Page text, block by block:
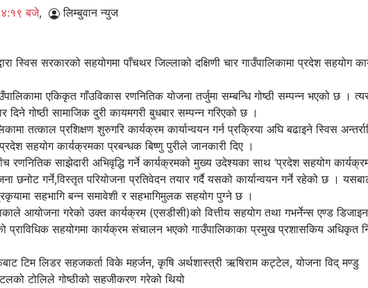
बजे, लिम्बुवान न्युज
स्विस सरकारको सहयोगमा पाँचथर जिल्लाको दक्षिणी चार गाउँपालिकामा प्रदेश सहयोग
एकिकृत गाँउविकास रणनितिक योजना तर्जुमा सम्बन्धि गोष्ठी सम्पन्न भएको छ ।
दिने गोष्ठी सामाजिक दुरी कायमगरी बुधबार सम्पन्न गरिएको छ ।
तत्काल प्रशिक्षण शुरुगरि कार्यक्रम कार्यान्वयन गर्न प्रक्रिया अघि बढाइने स्विस
सहयोग कार्यक्रमका प्रबन्धक बिष्णु पुरीले जानकारी दिए ।
रणनितिक साझेदारी अभिवृद्धि गर्ने कार्यक्रमको मुख्य उदेश्यका साथ ‘प्रदेश सहयोग
छनोट गर्ने,विस्तृत परियोजना प्रतिवेदन तयार गर्दै यसको कार्यान्वयन गर्ने रहेको छ ।
सहभागि बन्न समावेशी र सहभागिमुलक सहयोग पुग्ने छ ।
आयोजना गरेको उक्त कार्यक्रम (एसडीसी)को वित्तीय सहयोग तथा गभर्नेन्स एण्ड डिजाइन
सहयोगमा कार्यक्रम संचालन भएको गाउँपालिकाका प्रमुख प्रशासकिय अधिकृत
टिम लिडर सहजकर्ता विके महर्जन, कृषि अर्थशास्त्री ऋषिराम कट्टेल, योजना विद् मण्डु
टोलिले गोष्ठीको सहजीकरण गरेको थियो